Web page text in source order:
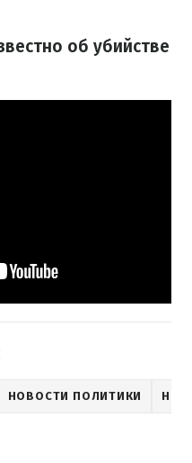
об убийстве
НОВОСТИ ПОЛИТИКИ